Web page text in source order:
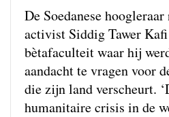
De Soedanese
activist Siddig Tawer
bètafaculteit waar hij
aandacht te vragen voor
die zijn land verscheurt.
humanitaire crisis in de